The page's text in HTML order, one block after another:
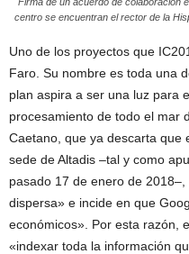
centro se encuentran el rector de la
Uno de los proyectos que
Faro. Su nombre es toda una
plan aspira a ser una luz para
procesamiento de todo el mar
Caetano, que ya descarta que
sede de Altadis –tal y como
pasado 17 de enero de
dispersa» e incide en que
económicos». Por esta razón,
«indexar toda la información